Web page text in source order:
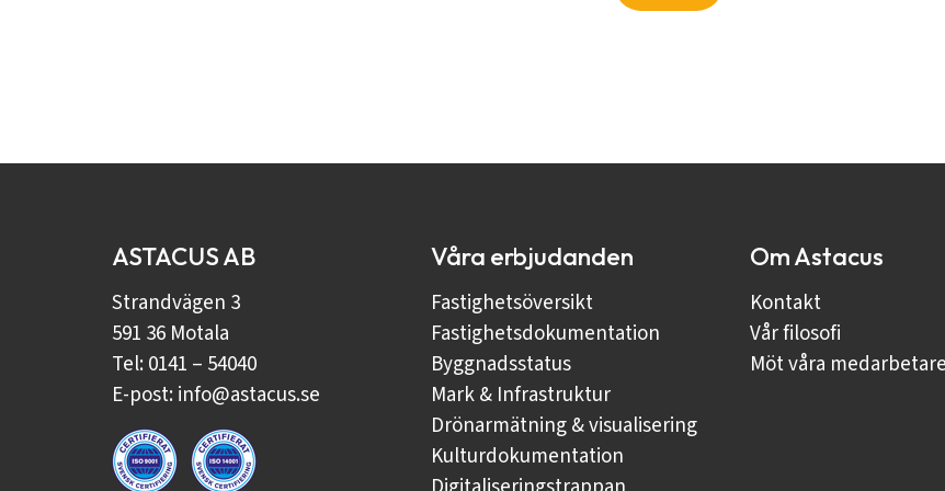
ASTACUS AB
Strandvägen 3
591 36 Motala
Tel: 0141 – 54040
E-post:info@astacus.se
Våra erbjudanden
Fastighetsöversikt
Fastighetsdokumentation
Byggnadsstatus
Mark & Infrastruktur
Drönarmätning & visualisering
Kulturdokumentation
Om Astacus
Kontakt
Vår filosofi
Möt våra medarbetare